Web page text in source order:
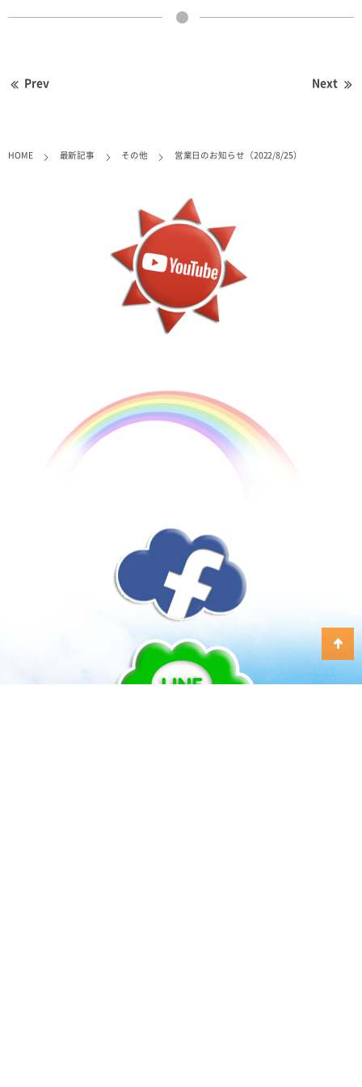
Prev Next
HOME 最新記事 その他 営業日のお知らせ（2022/8/25）